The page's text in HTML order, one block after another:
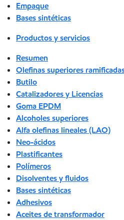
Empaque
Bases sintéticas
Productos y servicios
Resumen
Olefinas superiores
Butilo
Catalizadores y Licencias
Goma EPDM
Alcoholes superiores
Alfa olefinas lineales (LAO)
Neo-ácidos
Plastificantes
Polímeros
Disolventes y fluidos
Bases sintéticas
Adhesivos
Aceites de transformador